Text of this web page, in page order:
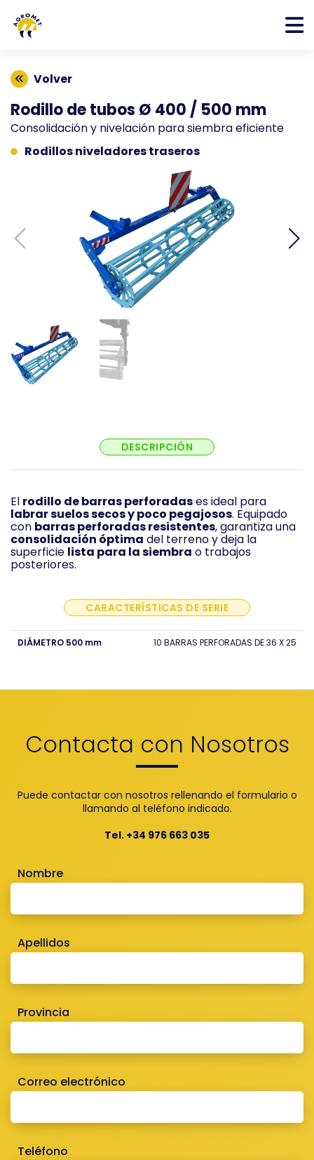
Volver
Rodillo de tubos Ø 400 / 500 mm
Consolidación y nivelación para siembra eficiente
Rodillos niveladores traseros
DESCRIPCIÓN
El rodillo de barras perforadases ideal para
labrar suelos secos y poco pegajosos. Equipado
con barras perforadas resistentes, garantiza una
consolidación óptima del terreno y deja la
superficie lista para la siembra o trabajos
posteriores.
CARACTERÍSTICAS DE SERIE
DIÁMETRO 500 mm 10 BARRAS PERFORADAS DE 36 X 25
Contacta con Nosotros
Puede contactar con nosotros rellenando el formulario o
llamando al teléfono indicado.
Tel. +34 976 663 035
Nombre
Apellidos
Provincia
Correo electrónico
Teléfono